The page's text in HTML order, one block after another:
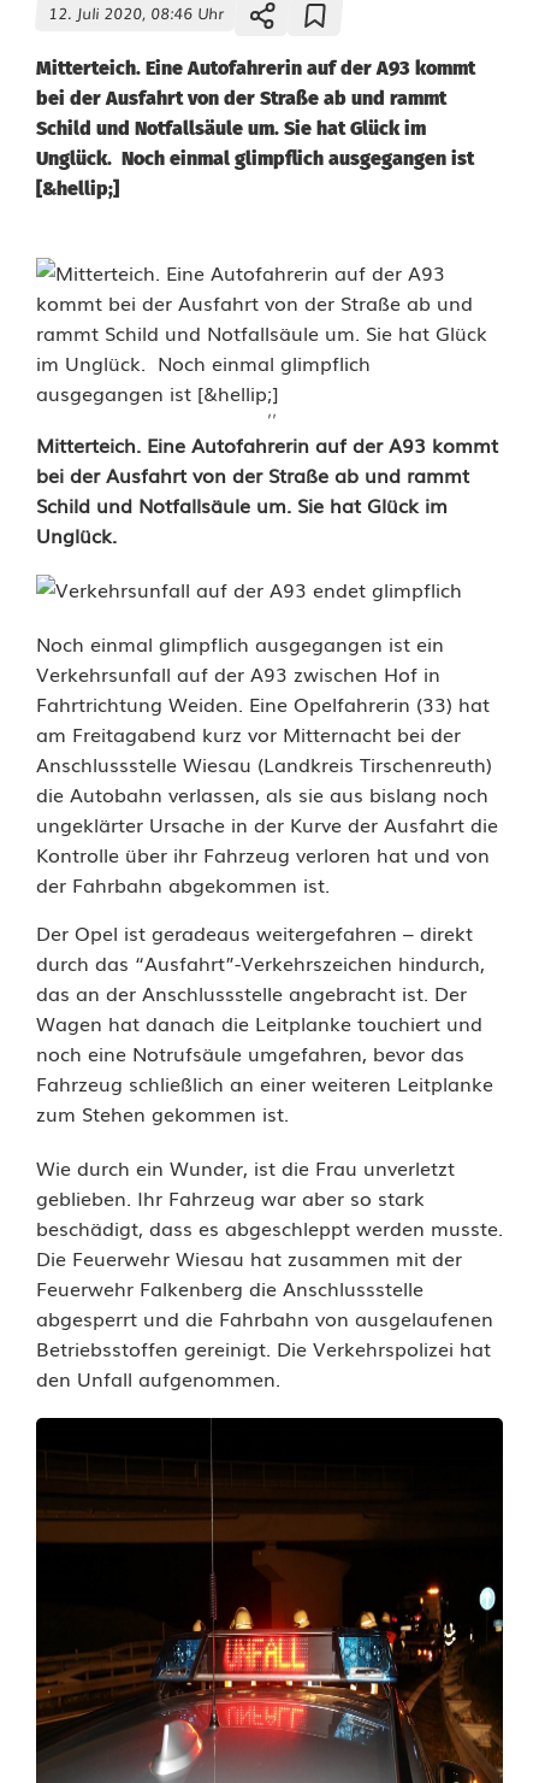
12. Juli 2020, 08:46 Uhr
Mitterteich. Eine Autofahrerin auf der A93 kommt
bei der Ausfahrt von der Straße ab und rammt
Schild und Notfallsäule um. Sie hat Glück im
Unglück. Noch einmal glimpflich ausgegangen ist
[&hellip;]
''
U
n
f
a
l
l
A
9
3
:
u
t
o
f
h
r
e
r
i
n
v
e
r
e
r
Mitterteich. Eine Autofahrerin auf der A93 kommt
bei der Ausfahrt von der Straße ab und rammt
Schild und Notfallsäule um. Sie hat Glück im
Unglück.
Noch einmal glimpflich ausgegangen ist ein
Verkehrsunfall auf der A93 zwischen Hof in
Fahrtrichtung Weiden. Eine Opelfahrerin (33) hat
am Freitagabend kurz vor Mitternacht bei der
Anschlussstelle Wiesau (Landkreis Tirschenreuth)
die Autobahn verlassen, als sie aus bislang noch
ungeklärter Ursache in der Kurve der Ausfahrt die
Kontrolle über ihr Fahrzeug verloren hat und von
der Fahrbahn abgekommen ist.
Der Opel ist geradeaus weitergefahren – direkt
durch das “Ausfahrt”-Verkehrszeichen hindurch,
das an der Anschlussstelle angebracht ist. Der
Wagen hat danach die Leitplanke touchiert und
noch eine Notrufsäule umgefahren, bevor das
Fahrzeug schließlich an einer weiteren Leitplanke
zum Stehen gekommen ist.
Wie durch ein Wunder, ist die Frau unverletzt
geblieben. Ihr Fahrzeug war aber so stark
beschädigt, dass es abgeschleppt werden musste.
Die Feuerwehr Wiesau hat zusammen mit der
Feuerwehr Falkenberg die Anschlussstelle
abgesperrt und die Fahrbahn von ausgelaufenen
Betriebsstoffen gereinigt. Die Verkehrspolizei hat
den Unfall aufgenommen.